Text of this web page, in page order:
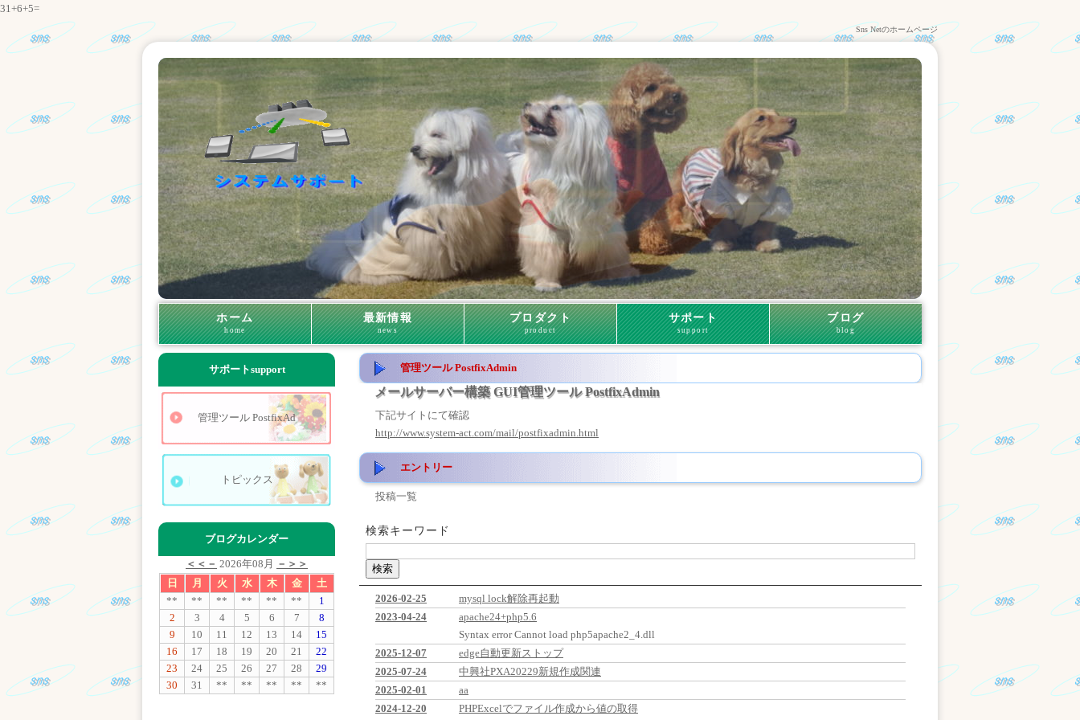
31+6+5=
Sns Netのホームページ
ホーム
home
最新情報
news
プロダクト
product
サポート
support
ブログ
blog
管理ツール PostfixAdmin
メールサーバー構築 GUI管理ツール PostfixAdmin
下記サイトにて確認
http://www.system-act.com/mail/postfixadmin.html
エントリー
投稿一覧
検索キーワード
2026-02-25
mysql lock解除再起動
2023-04-24
apache24+php5.6
Syntax error Cannot load php5apache2_4.dll
2025-12-07
edge自動更新ストップ
2025-07-24
中興社PXA20229新規作成関連
2025-02-01
aa
2024-12-20
PHPExcelでファイル作成から値の取得
サポートsupport
管理ツール PostfixAd
トピックス
ブログカレンダー
＜＜－ 2026年08月
－＞＞
日
月 火 水 木 金
土
**
** ** ** ** **
1
2
3 4 5 6 7
8
9
10 11 12 13 14
15
16
17 18 19 20 21
22
23
24 25 26 27 28
29
30
31 ** ** ** ** **